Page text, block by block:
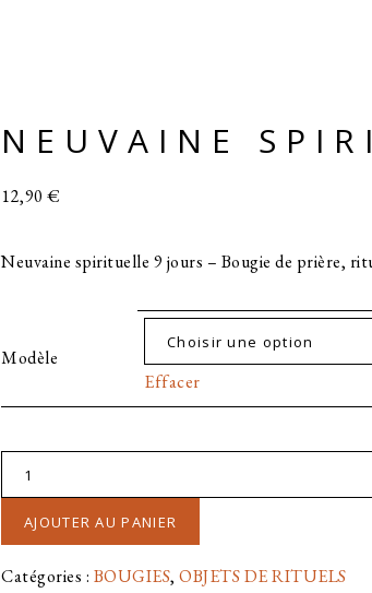
NEUVAINE
12,90 €
Neuvaine spirituelle 9 jours – Bougie de prière,
Modèle
Effacer
quantité
de
NEUVAINE
SPIRITUELLE
AJOUTER AU PANIER
Catégories : BOUGIES, OBJETS DE RITUELS